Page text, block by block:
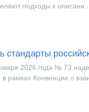
подходы к описани...
стандарты
2026 года № 73
рамках Конвенции о